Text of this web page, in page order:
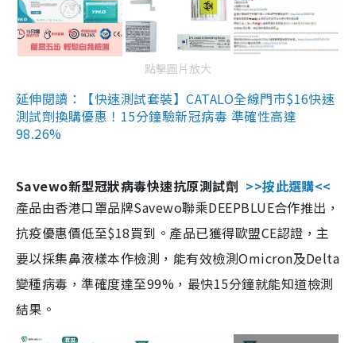
點擊圖片放大
延伸閱讀：【快速測試套裝】CATALO全線門市$16快速
測試劑換購優惠！15分鐘驗新冠病毒 準確性高達
98.26%
Savewo新型冠狀病毒快速抗原測試劑 >>按此選購<<
產品由香港口罩品牌Savewo聯乘DEEPBLUE合作推出，
抗疫優惠價低至$18買到。產品已獲得歐盟CE認證，主
要以採集鼻液樣本作檢測，能有效檢測Omicron及Delta
變種病毒，準確度達至99%，最快15分鐘就能知道檢測
結果。